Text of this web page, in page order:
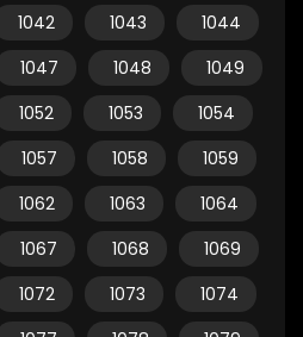
1042 1043
1044
1047 1048
1049
1052 1053
1054
1057 1058
1059
1062 1063
1064
1067 1068
1069
1072 1073
1074